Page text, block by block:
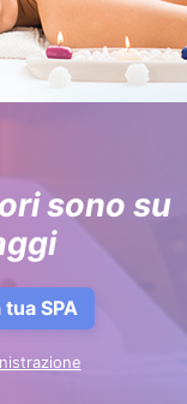
sono su
SPA